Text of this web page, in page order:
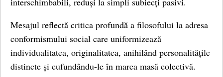
Mesajul reflectă critica profundă a filosofului la adresa
conformismului social care uniformizează
individualitatea, originalitatea, anihilând personalitățile
distincte și cufundându-le în marea masă colectivă.